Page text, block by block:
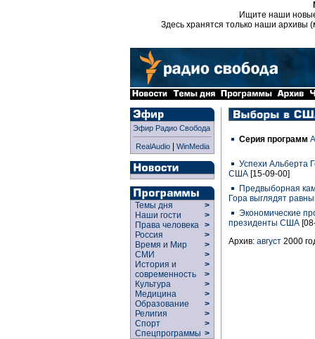
Ищите наши
Здесь хранятся только наши архивы
Эфир Радио Свобода
RealAudio| WinMedia
Темы дня
>
Наши гости
>
Права человека >
Россия
>
Время и Мир
>
СМИ
>
История и
современность
>
>
Культура
>
Медицина
>
Образование
>
Религия
>
Спорт
>
Спецпрограммы >
Серия программ
Успехи Альберта
США [15-09-00]
Предвыборная
Гора выглядят
Экономические
президенты США
Архив: август 2000